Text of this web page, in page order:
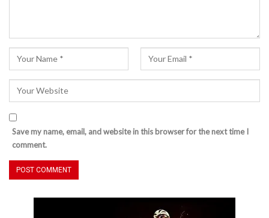
Save my name, email, and website in this browser for the next time I
comment.